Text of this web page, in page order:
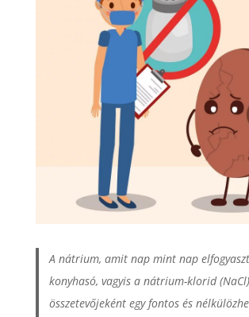
A nátrium, amit nap mint nap
konyhasó, vagyis a nátrium-klorid (NaCl)
összetevőjeként egy fontos és